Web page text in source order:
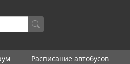
Расписание автобусов